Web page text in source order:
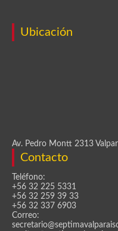
Ubicación
Av. Pedro Montt 2313
Contacto
Teléfono:
+56 32 225 5331
+56 32 259 39 33
+56 32 337 6903
Correo: